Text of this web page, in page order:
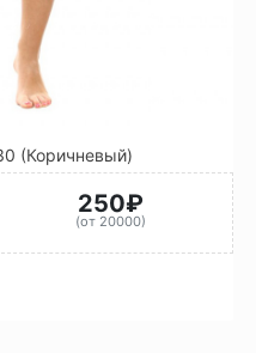
(Коричневый)
250₽
(от 20000)